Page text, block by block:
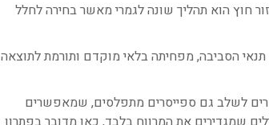
חוץ הוא תהליך שונה לגמרי מאשר בחירה לחלל
הסביבה, מפחיתה בלאי מוקדם ותורמת לתוצאה
לשלב גם ספייסרים מתפלסים, שמאפשרים